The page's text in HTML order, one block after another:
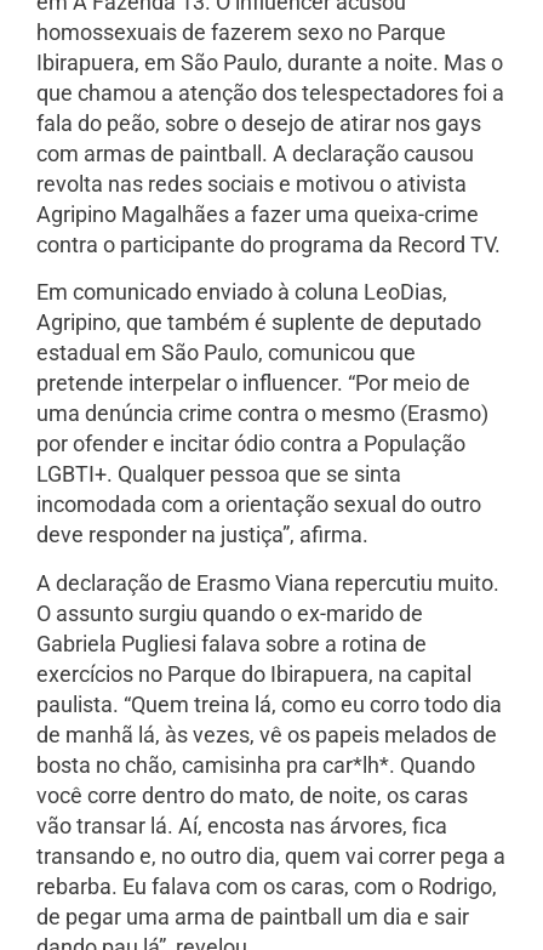
homossexuais de fazerem sexo no Parque
Ibirapuera, em São Paulo, durante a noite. Mas o
que chamou a atenção dos telespectadores foi a
fala do peão, sobre o desejo de atirar nos gays
com armas de paintball. A declaração causou
revolta nas redes sociais e motivou o ativista
Agripino Magalhães a fazer uma queixa-crime
contra o participante do programa da Record TV.
Em comunicado enviado à coluna LeoDias,
Agripino, que também é suplente de deputado
estadual em São Paulo, comunicou que
pretende interpelar o influencer. “Por meio de
uma denúncia crime contra o mesmo (Erasmo)
por ofender e incitar ódio contra a População
LGBTI+. Qualquer pessoa que se sinta
incomodada com a orientação sexual do outro
deve responder na justiça”, afirma.
A declaração de Erasmo Viana repercutiu muito.
O assunto surgiu quando o ex-marido de
Gabriela Pugliesi falava sobre a rotina de
exercícios no Parque do Ibirapuera, na capital
paulista. “Quem treina lá, como eu corro todo dia
de manhã lá, às vezes, vê os papeis melados de
bosta no chão, camisinha pra car*lh*. Quando
você corre dentro do mato, de noite, os caras
vão transar lá. Aí, encosta nas árvores, fica
transando e, no outro dia, quem vai correr pega a
rebarba. Eu falava com os caras, com o Rodrigo,
de pegar uma arma de paintball um dia e sair